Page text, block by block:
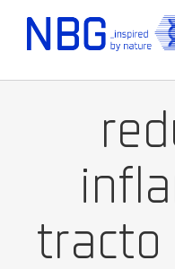
content
tracto